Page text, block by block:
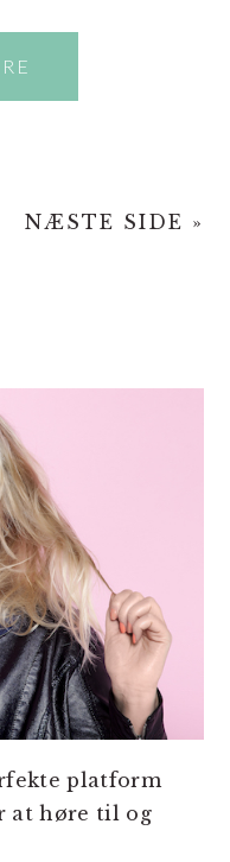
NÆSTE SIDE »
platform
at høre til og